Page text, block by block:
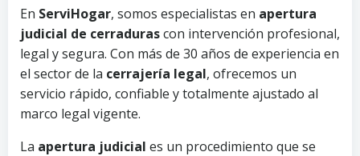
En ServiHogar, somos especialistas en apertura
judicial de cerradurascon intervención profesional,
legal y segura. Con más de 30 años de experiencia en
el sector de la cerrajería legal, ofrecemos un
servicio rápido, confiable y totalmente ajustado al
marco legal vigente.
La apertura judicial es un procedimiento que se